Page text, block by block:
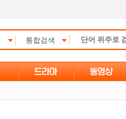
통합검색